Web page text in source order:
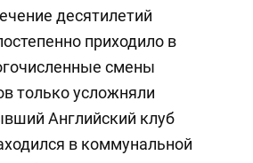
десятилетий
приходило в
смены
только усложняли
Английский клуб
в коммунальной